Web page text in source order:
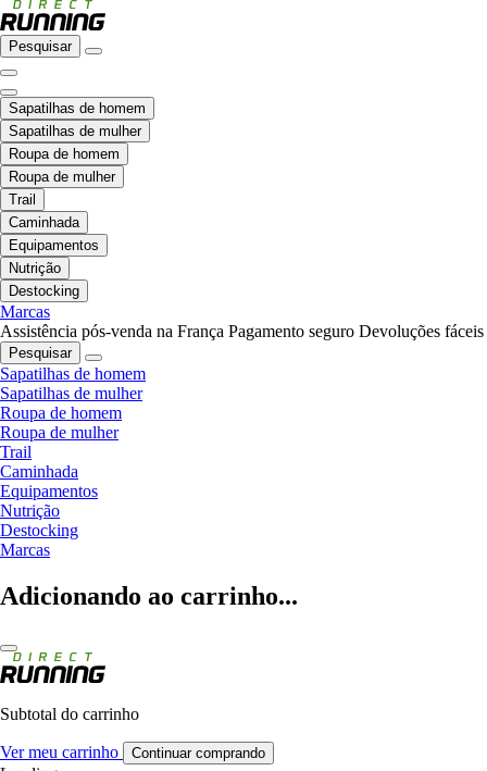
Pesquisar
Sapatilhas de homem
Sapatilhas de mulher
Roupa de homem
Roupa de mulher
Trail
Caminhada
Equipamentos
Nutrição
Destocking
Marcas
Assistência pós-venda na França Pagamento seguro Devoluções fáceis
Pesquisar
Sapatilhas de homem
Sapatilhas de mulher
Roupa de homem
Roupa de mulher
Trail
Caminhada
Equipamentos
Nutrição
Destocking
Marcas
Adicionando ao carrinho...
Subtotal do carrinho
Ver meu carrinho Continuar comprando